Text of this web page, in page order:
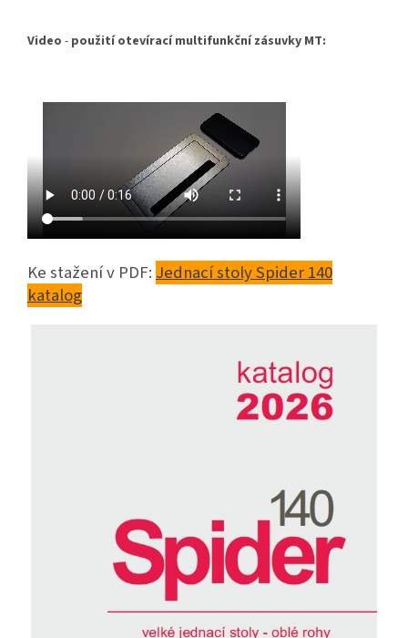
Video - použití otevírací multifunkční zásuvky MT:
Ke stažení v PDF: Jednací stoly Spider 140
katalog